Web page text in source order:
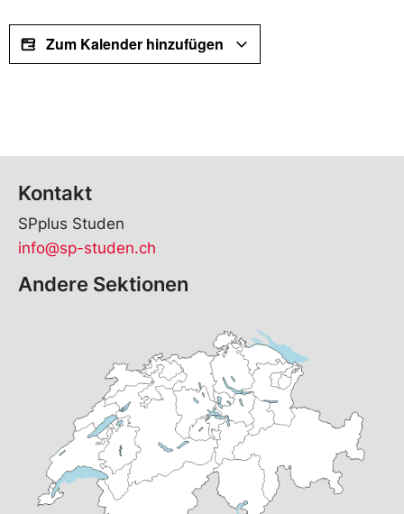
Zum Kalender hinzufügen
Kontakt
SPplus Studen
info@sp-studen.ch
Andere Sektionen